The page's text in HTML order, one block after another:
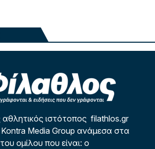
αθλητικός ιστότοπος filathlos.gr
Kontra Media Group ανάμεσα στα
ομίλου που είναι: ο